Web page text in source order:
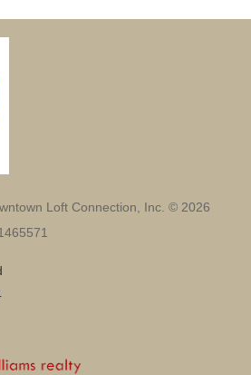
Loft Connection, Inc. © 2026